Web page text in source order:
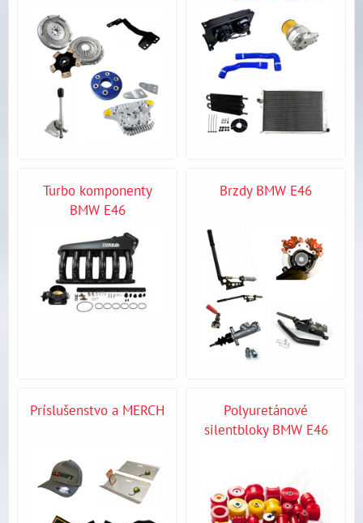
Turbo komponenty
BMW E46
Brzdy BMW E46
Príslušenstvo a MERCH
Polyuretánové
silentbloky BMW E46